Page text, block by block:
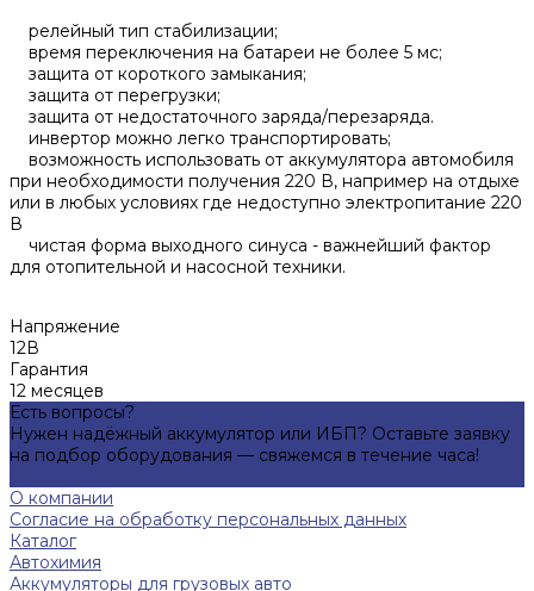
релейный тип стабилизации;
время переключения на батареи не более 5 мс;
защита от короткого замыкания;
защита от перегрузки;
защита от недостаточного заряда/перезаряда.
инвертор можно легко транспортировать;
возможность использовать от аккумулятора автомобиля
при необходимости получения 220 В, например на отдыхе
или в любых условиях где недоступно электропитание 220
В
чистая форма выходного синуса - важнейший фактор
для отопительной и насосной техники.
Напряжение
12В
Гарантия
12 месяцев
Есть вопросы?
Нужен надёжный аккумулятор или ИБП? Оставьте заявку
на подбор оборудования — свяжемся в течение часа!
О компании
Согласие на обработку персональных данных
Каталог
Автохимия
Аккумуляторы для грузовых авто